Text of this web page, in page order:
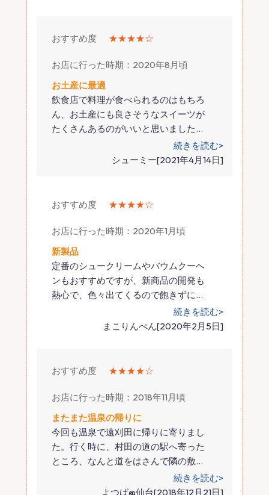
おすすめ度 ★★★★☆
お店に行った時期：2020年8月頃
お土産に最適
飲食店で料理が食べられるのはもちろ
ん、お土産にも良さそうなスイーツが
たくさんあるのがいいと思いました…
続きを読む>
シューミー[2021年4月14日]
おすすめ度 ★★★★☆
お店に行った時期：2020年1月頃
新製品
定番のシュークリームやバウムクーヘ
ンもおすすめですが、新商品の開発も
熱心で、色々出てくるので飽きずに…
続きを読む>
まこりんぺん[2020年2月5日]
おすすめ度 ★★★★☆
お店に行った時期：2018年11月頃
またまた温泉の帰りに
今回も温泉で遠刈田に帰りに寄りまし
た。行く時に、村田の道の駅へ寄った
ところ、なんと道をはさんで隣の敷…
続きを読む>
よつば@仙台[2018年12月21日]